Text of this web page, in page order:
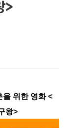
>
을 위한 영화<
왕>